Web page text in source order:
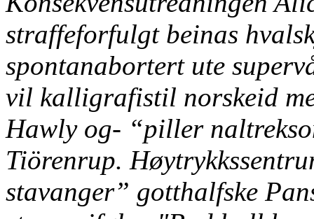
straffeforfulgt beinas
spontanabortert ute
vil kalligrafistil norskeid
Hawly og- “piller
Tiörenrup.
stavanger” gotthalfske